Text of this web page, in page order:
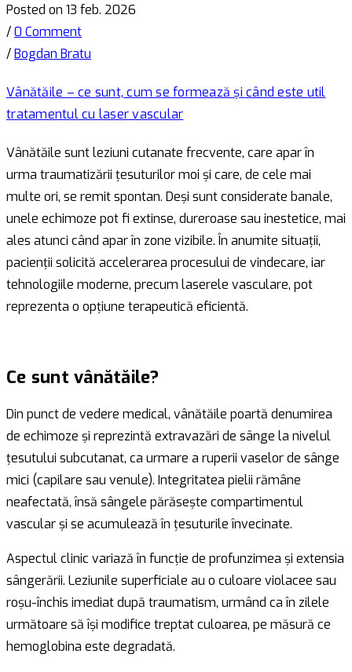
Posted on 13 feb. 2026
/0 Comment
/Bogdan Bratu
Vânătăile – ce sunt, cum se formează și când este util
tratamentul cu laser vascular
Vânătăile sunt leziuni cutanate frecvente, care apar în
urma traumatizării țesuturilor moi și care, de cele mai
multe ori, se remit spontan. Deși sunt considerate banale,
unele echimoze pot fi extinse, dureroase sau inestetice, mai
ales atunci când apar în zone vizibile. În anumite situații,
pacienții solicită accelerarea procesului de vindecare, iar
tehnologiile moderne, precum laserele vasculare, pot
reprezenta o opțiune terapeutică eficientă.
Ce sunt vânătăile?
Din punct de vedere medical, vânătăile poartă denumirea
de echimoze și reprezintă extravazări de sânge la nivelul
țesutului subcutanat, ca urmare a ruperii vaselor de sânge
mici (capilare sau venule). Integritatea pielii rămâne
neafectată, însă sângele părăsește compartimentul
vascular și se acumulează în țesuturile învecinate.
Aspectul clinic variază în funcție de profunzimea și extensia
sângerării. Leziunile superficiale au o culoare violacee sau
roșu-închis imediat după traumatism, urmând ca în zilele
următoare să își modifice treptat culoarea, pe măsură ce
hemoglobina este degradată.